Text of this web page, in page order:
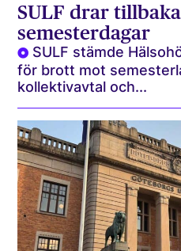
SULF drar
semesterdagar
SULF stämde
för brott mot
kollektivavtal och...